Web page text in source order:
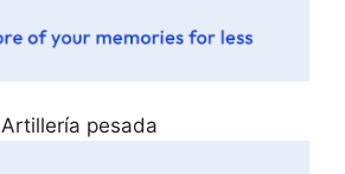
Artillería pesada